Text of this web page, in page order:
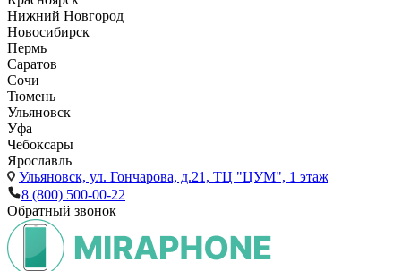
Нижний Новгород
Новосибирск
Пермь
Саратов
Сочи
Тюмень
Ульяновск
Уфа
Чебоксары
Ярославль
Ульяновск, ул. Гончарова, д.21, ТЦ "ЦУМ", 1 этаж
8 (800) 500-00-22
Обратный звонок